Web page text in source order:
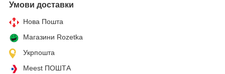
Умови доставки
Нова Пошта
Магазини Rozetka
Укрпошта
Meest ПОШТА